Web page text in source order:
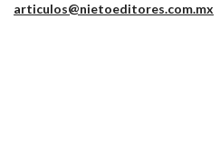
articulos@nietoeditores.com.mx